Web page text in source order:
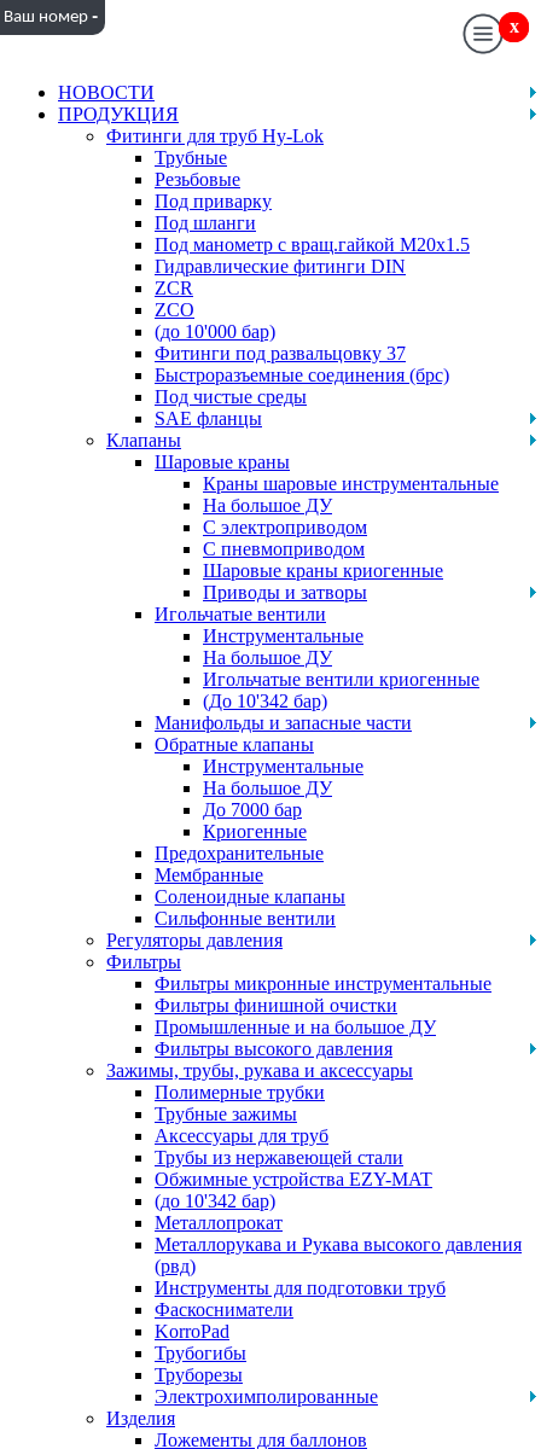
НОВОСТИ
ПРОДУКЦИЯ
Фитинги для труб Hy-Lok
Трубные
Резьбовые
Под приварку
Под шланги
Под манометр с вращ.гайкой M20x1.5
Гидравлические фитинги DIN
ZCR
ZCO
(до 10'000 бар)
Фитинги под развальцовку 37
Быстроразъемные соединения (брс)
Под чистые среды
SAE фланцы
Клапаны
Шаровые краны
Краны шаровые инструментальные
На большое ДУ
С электроприводом
С пневмоприводом
Шаровые краны криогенные
Приводы и затворы
Игольчатые вентили
Инструментальные
На большое ДУ
Игольчатые вентили криогенные
(До 10'342 бар)
Манифольды и запасные части
Обратные клапаны
Инструментальные
На большое ДУ
До 7000 бар
Криогенные
Предохранительные
Мембранные
Соленоидные клапаны
Сильфонные вентили
Регуляторы давления
Фильтры
Фильтры микронные инструментальные
Фильтры финишной очистки
Промышленные и на большое ДУ
Фильтры высокого давления
Зажимы, трубы, рукава и аксессуары
Полимерные трубки
Трубные зажимы
Аксессуары для труб
Трубы из нержавеющей стали
Обжимные устройства EZY-MAT
(до 10'342 бар)
Металлопрокат
Металлорукава и Рукава высокого давления
(рвд)
Инструменты для подготовки труб
Фаскосниматели
KorroPad
Трубогибы
Труборезы
Электрохимполированные
Изделия
Ложементы для баллонов
x
Ваш номер - x